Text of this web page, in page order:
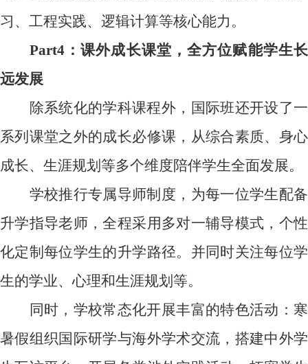
习、工程实践、逻辑计算等核心能力。
Part4 ：课外成长课堂，全方位赋能学生长
远发展
除系统化的学科课程外，国际班还开设了一
系列课堂之外的成长必修课，从综合素质、身心
成长、生涯规划等多个维度陪伴学生全面发展。
学校推行专属导师制度，为每一位学生配备
升学指导老师，全程采用多对一辅导模式，个性
化定制每位学生的升学路径。并同时关注每位学
生的学业、心理和生涯规划等。
同时，学校常态化开展丰富的特色活动：寒
暑假组织国际研学与海外学术交流，搭建中外学